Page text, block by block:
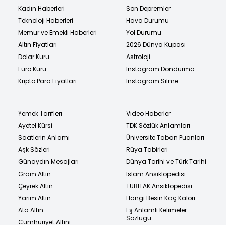
Kadın Haberleri
Teknoloji Haberleri
Memur ve Emekli Haberleri
Altın Fiyatları
Dolar Kuru
Euro Kuru
Kripto Para Fiyatları
Son Depremler
Hava Durumu
Yol Durumu
2026 Dünya Kupası
Astroloji
Instagram Dondurma
Instagram Silme
Yemek Tarifleri
Ayetel Kürsi
Saatlerin Anlamı
Aşk Sözleri
Günaydın Mesajları
Gram Altın
Çeyrek Altın
Yarım Altın
Ata Altın
Cumhuriyet Altını
Video Haberler
TDK Sözlük Anlamları
Üniversite Taban Puanları
Rüya Tabirleri
Dünya Tarihi ve Türk Tarihi
İslam Ansiklopedisi
TÜBİTAK Ansiklopedisi
Hangi Besin Kaç Kalori
Eş Anlamlı Kelimeler
Sözlüğü